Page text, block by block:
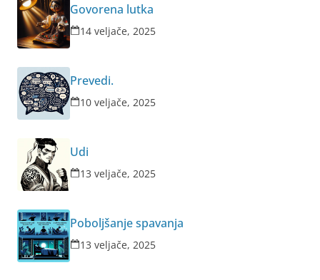
Govorena lutka
14 veljače, 2025
Prevedi.
10 veljače, 2025
Udi
13 veljače, 2025
Poboljšanje spavanja
13 veljače, 2025